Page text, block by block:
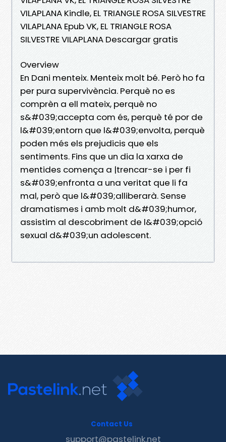
VILAPLANA Kindle, EL TRIANGLE ROSA SILVESTRE
VILAPLANA Epub VK, EL TRIANGLE ROSA
SILVESTRE VILAPLANA Descargar gratis
Overview
En Dani menteix. Menteix molt bé. Però ho fa
per pura supervivència. Perquè no es
comprèn a ell mateix, perquè no
s&#039;accepta com és, perquè té por de
l&#039;entorn que l&#039;envolta, perquè
poden més els prejudicis que els
sentiments. Fins que un dia la xarxa de
mentides comença a |trencar-se i per fi
s&#039;enfronta a una veritat que li fa
mal, però que l&#039;alliberarà. Sense
dramatismes i amb molt d&#039;humor,
assistim al descobriment de l&#039;opció
sexual d&#039;un adolescent.
Contact Us
support@pastelink.net